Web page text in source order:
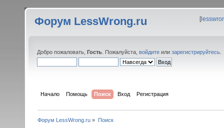
Форум LessWrong.ru [
Добро пожаловать, Гость . Пожалуйста, войдите или зарегистрируйтесь
Начало Помощь Поиск Вход Регистрация
Форум LessWrong.ru » Поиск